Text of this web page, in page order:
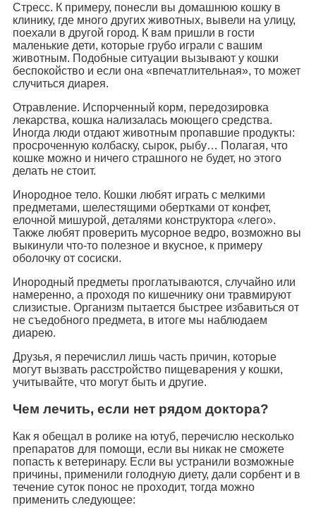
Стресс. К примеру, понесли вы домашнюю кошку в
клинику, где много других животных, вывели на улицу,
поехали в другой город. К вам пришли в гости
маленькие дети, которые грубо играли с вашим
животным. Подобные ситуации вызывают у кошки
беспокойство и если она «впечатлительная», то может
случиться диарея.
Отравление. Испорченный корм, передозировка
лекарства, кошка нализалась моющего средства.
Иногда люди отдают животным пропавшие продукты:
просроченную колбаску, сырок, рыбу… Полагая, что
кошке можно и ничего страшного не будет, но этого
делать не стоит.
Инородное тело. Кошки любят играть с мелкими
предметами, шелестящими обертками от конфет,
елочной мишурой, деталями конструктора «лего».
Также любят проверить мусорное ведро, возможно вы
выкинули что-то полезное и вкусное, к примеру
оболочку от сосиски.
Инородный предметы проглатываются, случайно или
намеренно, а проходя по кишечнику они травмируют
слизистые. Организм пытается быстрее избавиться от
не съедобного предмета, в итоге мы наблюдаем
диарею.
Друзья, я перечислил лишь часть причин, которые
могут вызвать расстройство пищеварения у кошки,
учитывайте, что могут быть и другие.
Чем лечить, если нет рядом доктора?
Как я обещал в ролике на ютуб, перечислю несколько
препаратов для помощи, если вы никак не сможете
попасть к ветеринару. Если вы устранили возможные
причины, применили голодную диету, дали сорбент и в
течение суток понос не проходит, тогда можно
применить следующее: